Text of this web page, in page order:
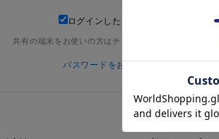
ログインしたままにする
共有の端末をお使いの方はチェックを外してください
パスワードをお忘れの方